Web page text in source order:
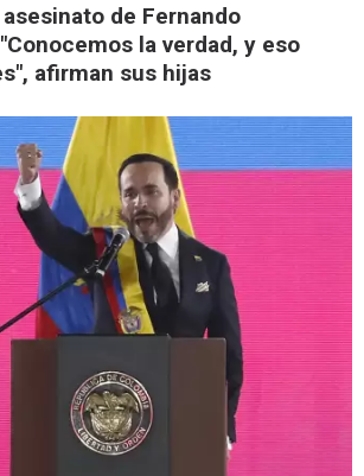
de Fernando
la verdad, y eso
afirman sus hijas